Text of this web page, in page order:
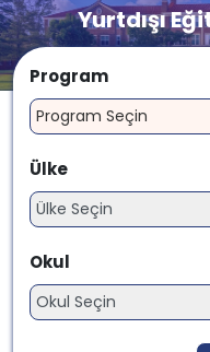
Yurtdışı
Program
Ülke
Okul